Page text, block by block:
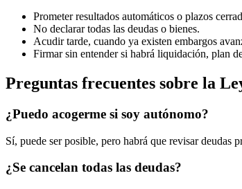
Prometer resultados automáticos o plazos
No declarar todas las deudas o bienes.
Acudir tarde, cuando ya existen embargos
Firmar sin entender si habrá liquidación, plan
Preguntas frecuentes sobre la
¿Puedo acogerme si soy autónomo?
Sí, puede ser posible, pero habrá que revisar deudas
¿Se cancelan todas las deudas?